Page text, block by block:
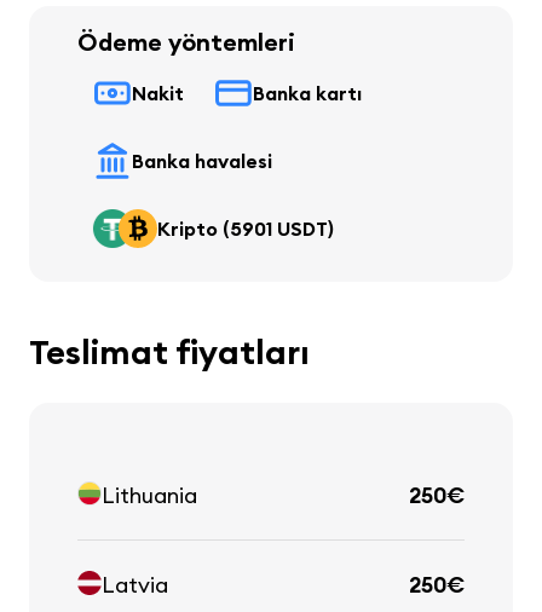
Ödeme yöntemleri
Nakit Banka kartı
Banka havalesi
Kripto (5901 USDT)
Teslimat fiyatları
Lithuania 250€
Latvia 250€